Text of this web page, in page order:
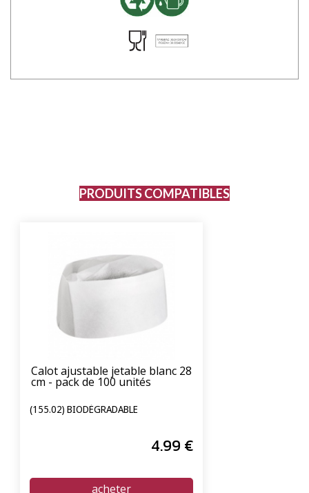
PRODUITS COMPATIBLES
Calot ajustable jetable blanc 28
cm - pack de 100 unités
(155.02) BIODÉGRADABLE
4.99 €